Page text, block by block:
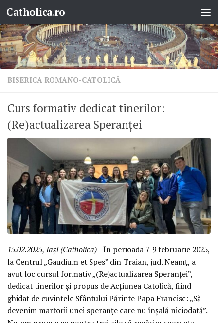
Skip to content
Catholica.ro
BISERICA ROMANO-CATOLICĂ
Curs formativ dedicat tinerilor:
(Re)actualizarea Speranței
15.02.2025, Iași (Catholica)- În perioada 7-9 februarie 2025,
la Centrul „Gaudium et Spes” din Traian, jud. Neamț, a
avut loc cursul formativ „(Re)actualizarea Speranței”,
dedicat tinerilor și propus de Acțiunea Catolică, fiind
ghidat de cuvintele Sfântului Părinte Papa Francisc: „Să
devenim martorii unei speranțe care nu înșală niciodată”.